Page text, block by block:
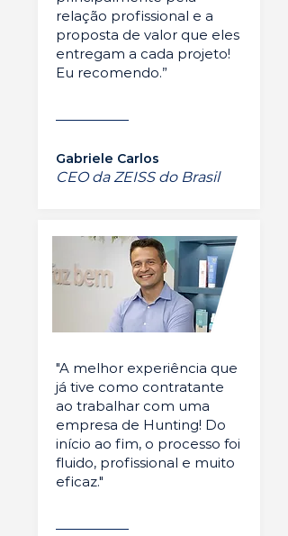
relação profissional e a
proposta de valor que eles
entregam a cada projeto!
Eu recomendo.”
Gabriele Carlos
CEO da ZEISS do Brasil
"A melhor experiência que
já tive como contratante
ao trabalhar com uma
empresa de Hunting! Do
início ao fim, o processo foi
fluido, profissional e muito
eficaz."